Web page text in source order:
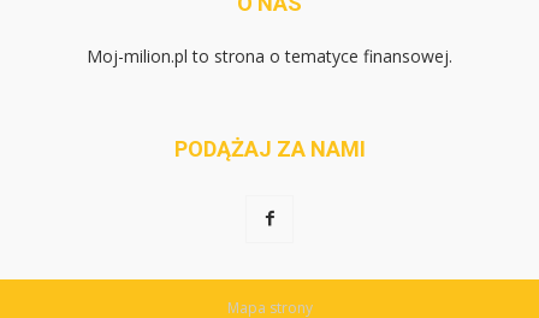
Moj-milion.pl to strona o tematyce finansowej.
PODĄŻAJ ZA NAMI
Mapa strony